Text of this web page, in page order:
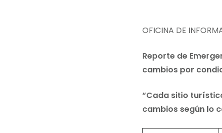
OFICINA DE
Reporte de
cambios por
“Cada sitio
cambios según lo